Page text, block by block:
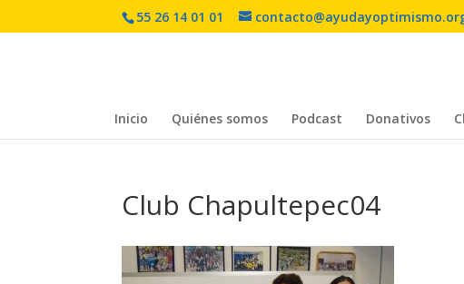
55 26 14 01 01
Inicio Quiénes somos Podcast Donativos
Club Chapultepec04